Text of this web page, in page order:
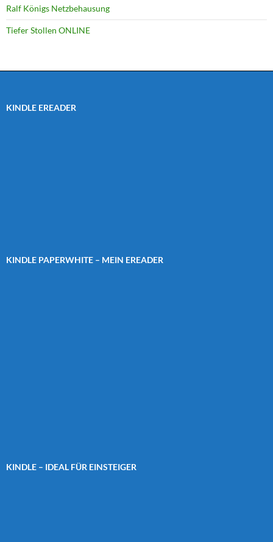
Ralf Königs Netzbehausung
Tiefer Stollen ONLINE
KINDLE EREADER
KINDLE PAPERWHITE – MEIN EREADER
KINDLE – IDEAL FÜR EINSTEIGER